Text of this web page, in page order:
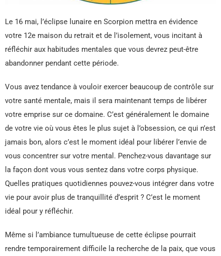
Le 16 mai, l’éclipse lunaire en Scorpion mettra en évidence
votre 12e maison du retrait et de l’isolement, vous incitant à
réfléchir aux habitudes mentales que vous devrez peut-être
abandonner pendant cette période.
Vous avez tendance à vouloir exercer beaucoup de contrôle sur
votre santé mentale, mais il sera maintenant temps de libérer
votre emprise sur ce domaine. C’est généralement le domaine
de votre vie où vous êtes le plus sujet à l’obsession, ce qui n’est
jamais bon, alors c’est le moment idéal pour libérer l’envie de
vous concentrer sur votre mental. Penchez-vous davantage sur
la façon dont vous vous sentez dans votre corps physique.
Quelles pratiques quotidiennes pouvez-vous intégrer dans votre
vie pour avoir plus de tranquillité d’esprit ? C’est le moment
idéal pour y réfléchir.
Même si l’ambiance tumultueuse de cette éclipse pourrait
rendre temporairement difficile la recherche de la paix, que vous